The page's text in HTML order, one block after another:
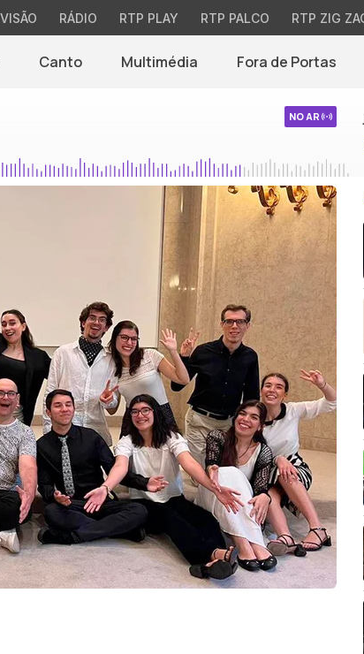
RÁDIO RTP PLAY RTP PALCO RTP ZIG
Canto Multimédia Fora de Portas
NO AR